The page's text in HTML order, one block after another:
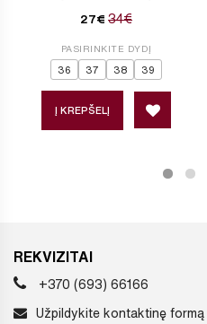
27€ 34€
PASIRINKITE DYDĮ
36 37 38 39
Į KREPŠELĮ
REKVIZITAI
+370 (693) 66166
Užpildykite kontaktinę formą